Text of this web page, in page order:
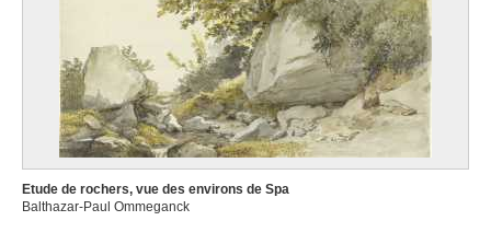
Etude de rochers, vue des environs de Spa
Balthazar-Paul Ommeganck